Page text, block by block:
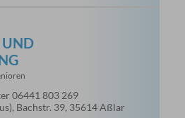
UND
06441 803 269
Bachstr. 39, 35614 Aßlar